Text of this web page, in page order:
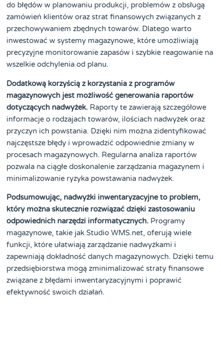
do błędów w planowaniu produkcji, problemów z obsługą
zamówień klientów oraz strat finansowych związanych z
przechowywaniem zbędnych towarów. Dlatego warto
inwestować w systemy magazynowe, które umożliwiają
precyzyjne monitorowanie zapasów i szybkie reagowanie na
wszelkie odchylenia od planu.
Dodatkową korzyścią z korzystania z programów
magazynowych jest możliwość generowania raportów
dotyczących nadwyżek. Raporty te zawierają szczegółowe
informacje o rodzajach towarów, ilościach nadwyżek oraz
przyczyn ich powstania. Dzięki nim można zidentyfikować
najczęstsze błędy i wprowadzić odpowiednie zmiany w
procesach magazynowych. Regularna analiza raportów
pozwala na ciągłe doskonalenie zarządzania magazynem i
minimalizowanie ryzyka powstawania nadwyżek.
Podsumowując, nadwyżki inwentaryzacyjne to problem,
który można skutecznie rozwiązać dzięki zastosowaniu
odpowiednich narzędzi informatycznych. Programy
magazynowe, takie jak Studio WMS.net, oferują wiele
funkcji, które ułatwiają zarządzanie nadwyżkami i
zapewniają dokładność danych magazynowych. Dzięki temu
przedsiębiorstwa mogą zminimalizować straty finansowe
związane z błędami inwentaryzacyjnymi i poprawić
efektywność swoich działań.